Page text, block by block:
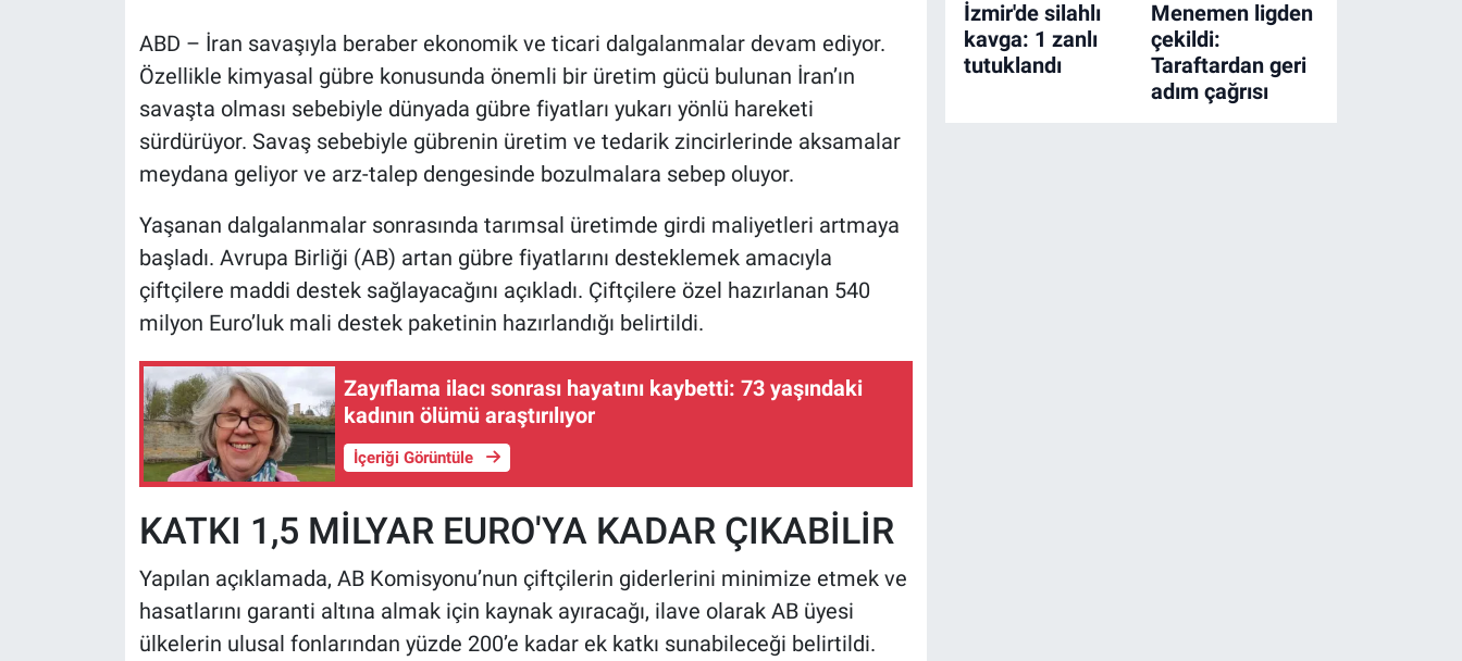
ABD – İran savaşıyla beraber ekonomik ve ticari dalgalanmalar devam ediyor.
Özellikle kimyasal gübre konusunda önemli bir üretim gücü bulunan İran’ın
savaşta olması sebebiyle dünyada gübre fiyatları yukarı yönlü hareketi
sürdürüyor. Savaş sebebiyle gübrenin üretim ve tedarik zincirlerinde aksamalar
meydana geliyor ve arz-talep dengesinde bozulmalara sebep oluyor.
Yaşanan dalgalanmalar sonrasında tarımsal üretimde girdi maliyetleri artmaya
başladı. Avrupa Birliği (AB) artan gübre fiyatlarını desteklemek amacıyla
çiftçilere maddi destek sağlayacağını açıkladı. Çiftçilere özel hazırlanan 540
milyon Euro’luk mali destek paketinin hazırlandığı belirtildi.
Zayıflama ilacı sonrası hayatını kaybetti: 73 yaşındaki
kadının ölümü araştırılıyor
İçeriği Görüntüle
KATKI 1,5 MİLYAR EURO'YA KADAR ÇIKABİLİR
Yapılan açıklamada, AB Komisyonu’nun çiftçilerin giderlerini minimize etmek ve
hasatlarını garanti altına almak için kaynak ayıracağı, ilave olarak AB üyesi
ülkelerin ulusal fonlarından yüzde 200’e kadar ek katkı sunabileceği belirtildi.
İzmir'de silahlı
kavga: 1 zanlı
tutuklandı
Menemen ligden
çekildi:
Taraftardan geri
adım çağrısı